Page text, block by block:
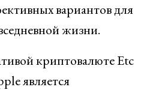
вариантов для
жизни.
криптовалюте Etc
является